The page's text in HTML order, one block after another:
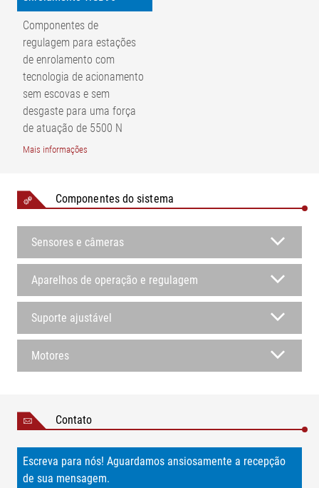
Componentes de
regulagem para estações
de enrolamento com
tecnologia de acionamento
sem escovas e sem
desgaste para uma força
de atuação de 5500 N
Mais informações
Componentes do sistema
Sensores e câmeras
Aparelhos de operação e regulagem
Suporte ajustável
Motores
Contato
Escreva para nós! Aguardamos ansiosamente a recepção
de sua mensagem.